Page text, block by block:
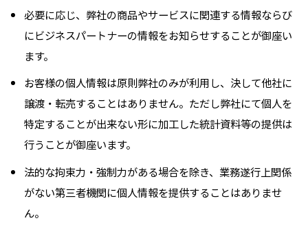
必要に応じ、弊社の商品やサービスに関連する情報ならび
にビジネスパートナーの情報をお知らせすることが御座い
ます。
お客様の個人情報は原則弊社のみが利用し、決して他社に
譲渡・転売することはありません。ただし弊社にて個人を
特定することが出来ない形に加工した統計資料等の提供は
行うことが御座います。
法的な拘束力・強制力がある場合を除き、業務遂行上関係
がない第三者機関に個人情報を提供することはありませ
ん。